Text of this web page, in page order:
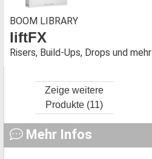
BOOM LIBRARY
liftFX
Risers, Build-Ups, Drops und mehr
Zeige weitere
Produkte (11)
Mehr Infos